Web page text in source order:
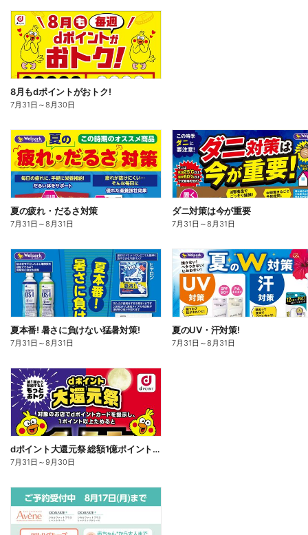
8月もdポイントがおトク!
7月31日 ～8月30日
夏の疲れ・だるさ対策
7月31日 ～8月31日
ダニ対策は今が重要
7月31日 ～8月31日
夏本番! 暑さに負けない猛暑対策!
7月31日 ～8月31日
夏のUV・汗対策!
7月31日 ～8月31日
dポイント大還元祭 総額1億ポイント山分けキャンペーン
7月31日 ～9月30日